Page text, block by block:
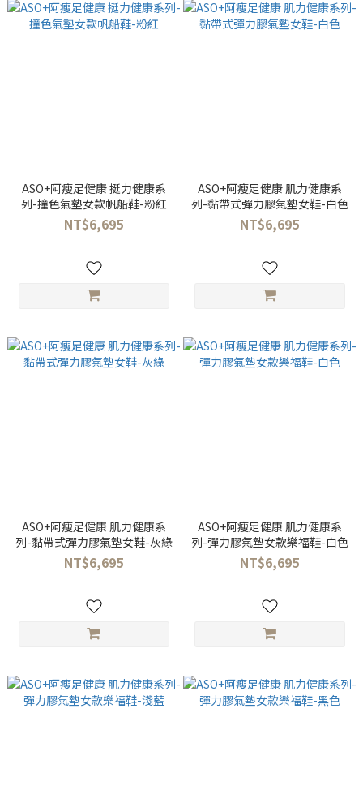
ASO+阿瘦足健康 挺力健康系
列-撞色氣墊女款帆船鞋-粉紅
NT$6,695
ASO+阿瘦足健康 肌力健康系
列-黏帶式彈力膠氣墊女鞋-白色
NT$6,695
ASO+阿瘦足健康 肌力健康系
列-黏帶式彈力膠氣墊女鞋-灰綠
NT$6,695
ASO+阿瘦足健康 肌力健康系
列-彈力膠氣墊女款樂福鞋-白色
NT$6,695